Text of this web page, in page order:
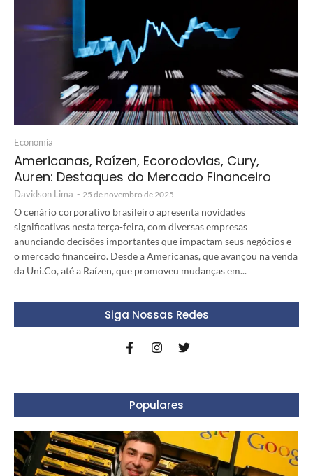
Economia
Americanas, Raízen, Ecorodovias, Cury,
Auren: Destaques do Mercado Financeiro
Davidson Lima - 25 de novembro de 2025
O cenário corporativo brasileiro apresenta novidades
significativas nesta terça-feira, com diversas empresas
anunciando decisões importantes que impactam seus negócios e
o mercado financeiro. Desde a Americanas, que avançou na venda
da Uni.Co, até a Raízen, que promoveu mudanças em...
Siga Nossas Redes
Populares